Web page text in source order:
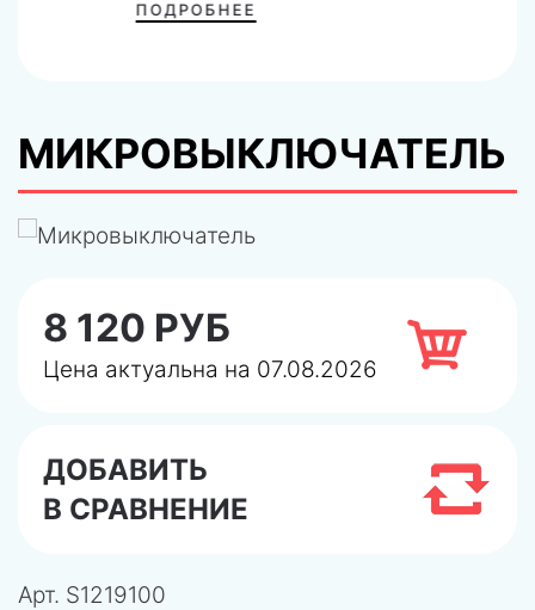
ПОДРОБНЕЕ
МИКРОВЫКЛЮЧАТЕЛЬ
8 120 РУБ
Цена актуальна на 07.08.2026
ДОБАВИТЬ
В СРАВНЕНИЕ
Арт. S1219100